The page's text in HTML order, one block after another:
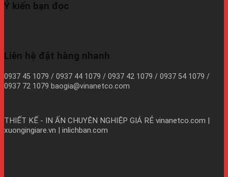
Ý kiến bạn đọc
Liên hệ đặt hàng nhanh
0937 45 1079 / 0937 44 1079 / 0937 42 1079 / 0937 54 1079 /
0937 72 1079 baogia@vinanetco.com
THIẾT KẾ - IN ẤN CHUYÊN NGHIỆP GIÁ RẺ vinanetco.com |
xuongingiare.vn | inlichban.com